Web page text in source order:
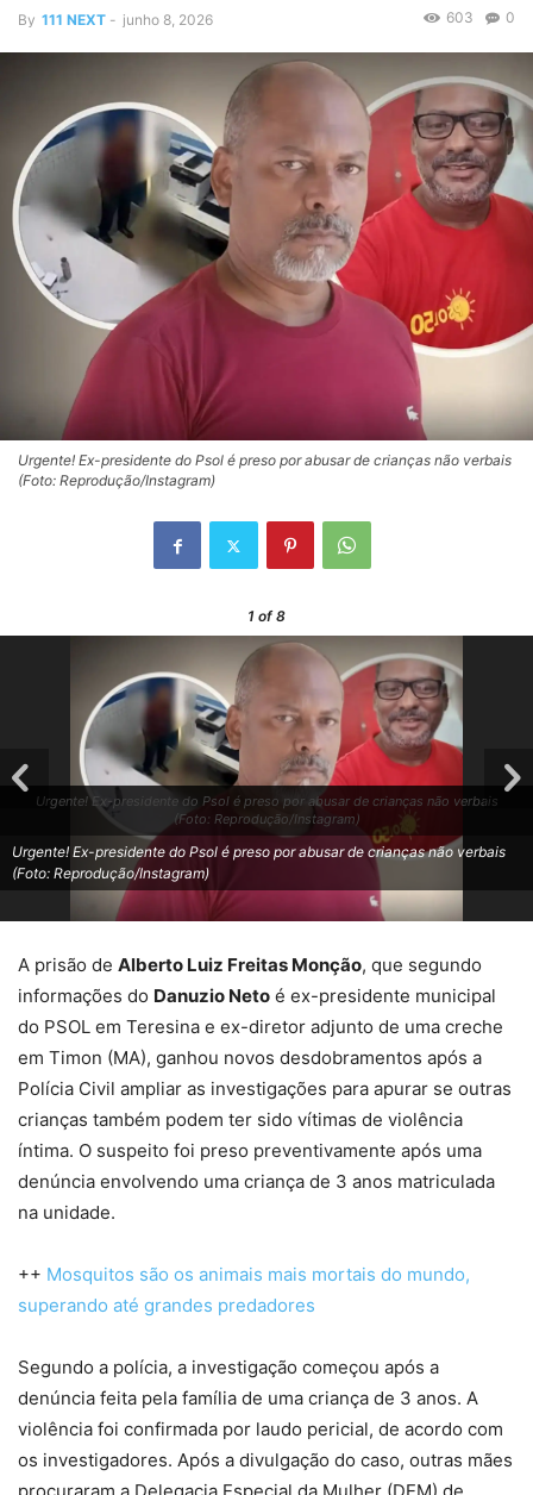
By 111 NEXT - junho 8, 2026 0
603
Urgente! Ex-presidente do Psol é preso por abusar de crianças não verbais
(Foto: Reprodução/Instagram)
1 of 8
Urgente! Ex-presidente do Psol é preso por abusar de crianças não verbais
(Foto: Reprodução/Instagram)
Urgente! Ex-presidente do Psol é preso por abusar de crianças não verbais
(Foto: Reprodução/Instagram)
A prisão de Alberto Luiz Freitas Monção, que segundo
informações do Danuzio Neto é ex-presidente municipal
do PSOL em Teresina e ex-diretor adjunto de uma creche
em Timon (MA), ganhou novos desdobramentos após a
Polícia Civil ampliar as investigações para apurar se outras
crianças também podem ter sido vítimas de violência
íntima. O suspeito foi preso preventivamente após uma
denúncia envolvendo uma criança de 3 anos matriculada
na unidade.
++ Mosquitos são os animais mais mortais do mundo,
superando até grandes predadores
Segundo a polícia, a investigação começou após a
denúncia feita pela família de uma criança de 3 anos. A
violência foi confirmada por laudo pericial, de acordo com
os investigadores. Após a divulgação do caso, outras mães